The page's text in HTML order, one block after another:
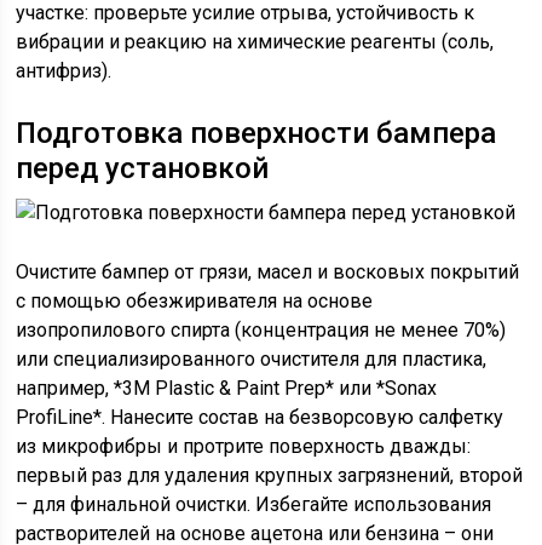
участке: проверьте усилие отрыва, устойчивость к
вибрации и реакцию на химические реагенты (соль,
антифриз).
Подготовка поверхности бампера
перед установкой
Очистите бампер от грязи, масел и восковых покрытий
с помощью обезжиривателя на основе
изопропилового спирта (концентрация не менее 70%)
или специализированного очистителя для пластика,
например, *3M Plastic & Paint Prep* или *Sonax
ProfiLine*. Нанесите состав на безворсовую салфетку
из микрофибры и протрите поверхность дважды:
первый раз для удаления крупных загрязнений, второй
– для финальной очистки. Избегайте использования
растворителей на основе ацетона или бензина – они